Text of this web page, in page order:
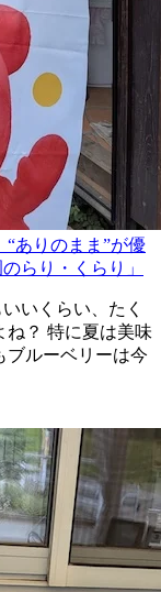
“ありのまま”が優
らり・くらり」
いくらい、たく
ね？ 特に夏は美味
ブルーベリーは今